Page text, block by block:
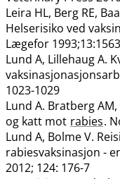
Leira HL, Berg RE,
Helserisiko ved
Lægefor
Lund A, Lillehaug A.
1023-1029
Lund A. Bratberg
og katt mot rabies.
Lund A, Bolme V.
rabiesvaksinasjon -
2012; 124: 176-7